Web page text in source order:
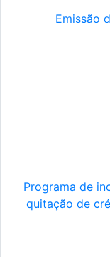
Emissão
Programa de
quitação de